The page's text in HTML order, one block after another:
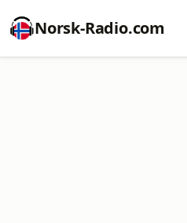
Norsk-Radio.com